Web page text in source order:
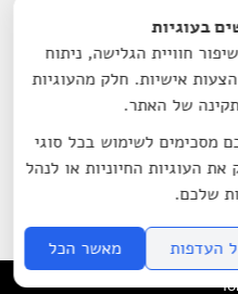
ודנה הדר
הנה עמותה רשומה מס'
בעוגיות
חוויית הגלישה, ניתוח
אישיות. חלק מהעוגיות
של האתר.
מסכימים לשימוש בכל סוגי
העוגיות החיוניות או לנהל
שלכם.
העדפות מאשר הכל